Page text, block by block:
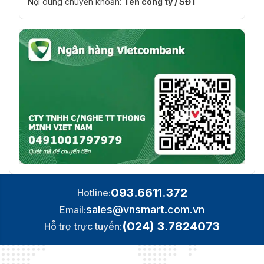
Hotline:093.6611.372
Email:sales@vnsmart.com.vn
Hỗ trợ trực tuyến:(024) 3.7824073